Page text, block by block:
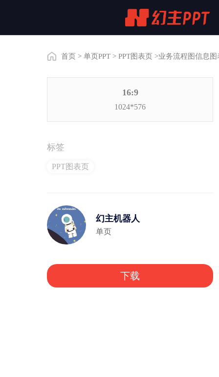
首页 > 单页PPT > PPT图表页 >业务流程图信息图
16:9
1024*576
标签
PPT图表页
幻主机器人
单页
下载